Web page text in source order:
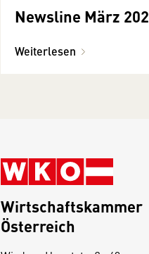
Newsline März
Weiterlesen
Wirtschaftskammer
Österreich